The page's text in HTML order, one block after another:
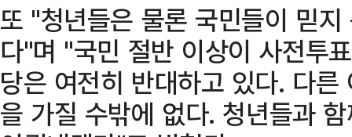
또 "청년들은 물론 국민들이 믿
다"며 "국민 절반 이상이 사전투
당은 여전히 반대하고 있다. 다
을 가질 수밖에 없다. 청년들과